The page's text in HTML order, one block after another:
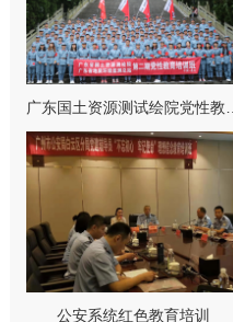
广东国土资源测试绘院党性教…
公安系统红色教育培训